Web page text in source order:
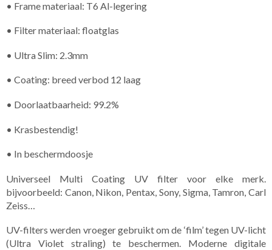
• Frame materiaal: T6 Al-legering
• Filter materiaal: floatglas
• Ultra Slim: 2.3mm
• Coating: breed verbod 12 laag
• Doorlaatbaarheid: 99.2%
• Krasbestendig!
• In beschermdoosje
Universeel Multi Coating UV filter voor elke merk.
bijvoorbeeld: Canon, Nikon, Pentax, Sony, Sigma, Tamron, Carl
Zeiss…
UV-filters werden vroeger gebruikt om de ‘film’ tegen UV-licht
(Ultra Violet straling) te beschermen. Moderne digitale